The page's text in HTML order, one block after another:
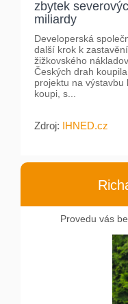
zbytek
miliardy
Developerská
další krok k
žižkovského
Českých drah
projektu na
koupi, s...
Zdroj: IHNED.cz
Provedu vás